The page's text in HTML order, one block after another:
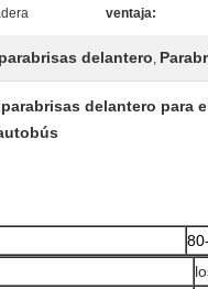
ventaja:
delantero,
delantero para